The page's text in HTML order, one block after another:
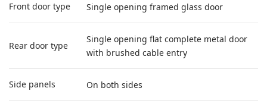
Front door type Single opening framed glass door
Rear door type
Single opening flat complete metal door
with brushed cable entry
Side panels On both sides